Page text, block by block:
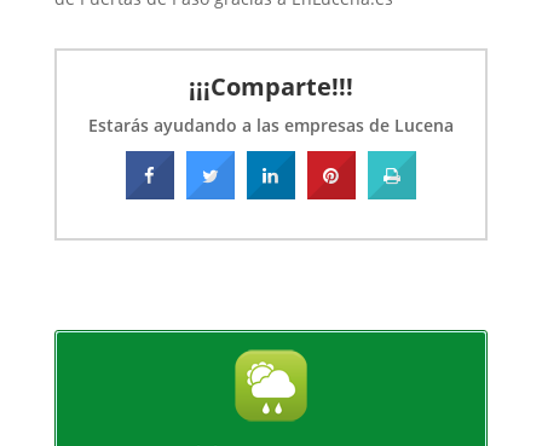
¡¡¡Comparte!!!
Estarás ayudando a las empresas de Lucena